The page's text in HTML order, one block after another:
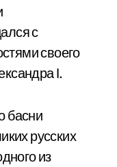
с
своего
I.
басни
русских
из